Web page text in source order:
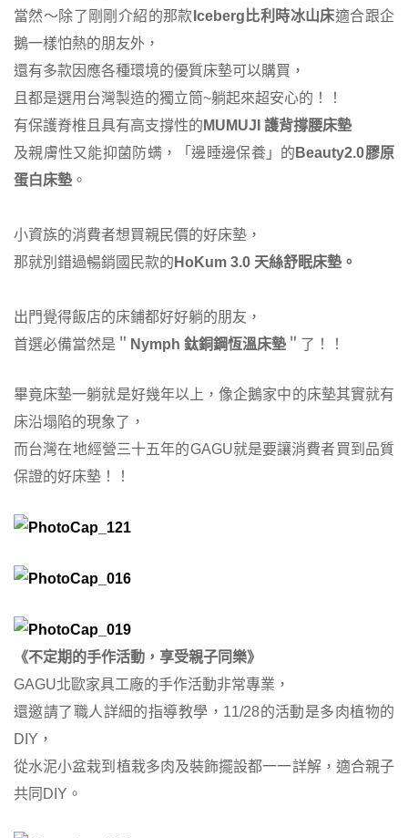
當然～除了剛剛介紹的那款 Iceberg比利時冰山床適合跟企
鵝一樣怕熱的朋友外，
還有多款因應各種環境的優質床墊可以購買，
且都是選用台灣製造的獨立筒~躺起來超安心的！！
有保護脊椎且具有高支撐性的 MUMUJI 護背撐腰床墊
及親膚性又能抑菌防螨，「邊睡邊保養」的 Beauty2.0膠原
蛋白床墊 。
小資族的消費者想買親民價的好床墊，
那就別錯過暢銷國民款的 HoKum 3.0 天絲舒眠床墊。
出門覺得飯店的床鋪都好好躺的朋友，
首選必備當然是＂ Nymph 鈦銅鋼恆溫床墊 ＂了！！
畢竟床墊一躺就是好幾年以上，像企鵝家中的床墊其實就有
床沿塌陷的現象了，
而台灣在地經營三十五年的GAGU就是要讓消費者買到品質
保證的好床墊！！
《不定期的手作活動，享受親子同樂》
GAGU北歐家具工廠的手作活動非常專業，
還邀請了職人詳細的指導教學，11/28的活動是多肉植物的
DIY，
從水泥小盆栽到植栽多肉及裝飾擺設都一一詳解，適合親子
共同DIY。